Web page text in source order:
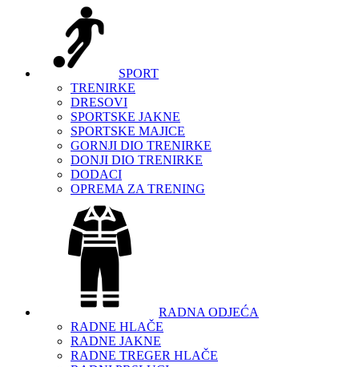
SPORT
TRENIRKE
DRESOVI
SPORTSKE JAKNE
SPORTSKE MAJICE
GORNJI DIO TRENIRKE
DONJI DIO TRENIRKE
DODACI
OPREMA ZA TRENING
RADNA ODJEĆA
RADNE HLAČE
RADNE JAKNE
RADNE TREGER HLAČE